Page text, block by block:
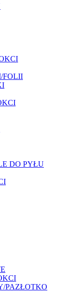
FOLII
DO PYŁU
PAZŁOTKO